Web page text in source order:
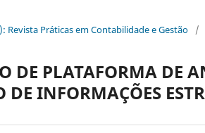
Revista Práticas em Contabilidade e Gestão /
DE PLATAFORMA DE
INFORMAÇÕES